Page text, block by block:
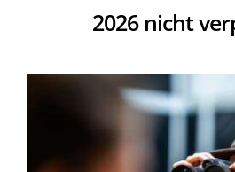
Drohnenförderung
Academy
Pilotentools
2026 nicht